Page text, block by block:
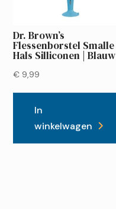
Dr. Brown’s
Flessenborstel Smalle
Hals Silliconen | Blauw
€ 9,99
In
winkelwagen